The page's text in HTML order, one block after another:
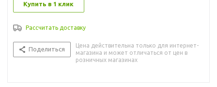
Купить в 1 клик
Рассчитать доставку
Поделиться
Цена действительна только для интернет-
магазина и может отличаться от цен в
розничных магазинах